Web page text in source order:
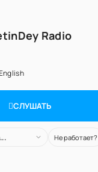
Radio
СЛУШАТЬ
Не работает?